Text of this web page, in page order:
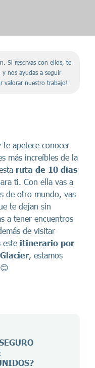
Si reservas con ellos, te
nos ayudas a seguir
valorar nuestro trabajo!
apetece conocer
más increíbles de la
ruta de 10 días
ti. Con ella vas a
de otro mundo, vas
te dejan sin
a tener encuentros
de visitar
este itinerario por
, estamos